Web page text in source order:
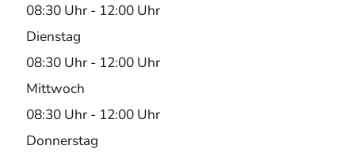
08:30 Uhr - 12:00 Uhr
Dienstag
08:30 Uhr - 12:00 Uhr
Mittwoch
08:30 Uhr - 12:00 Uhr
Donnerstag